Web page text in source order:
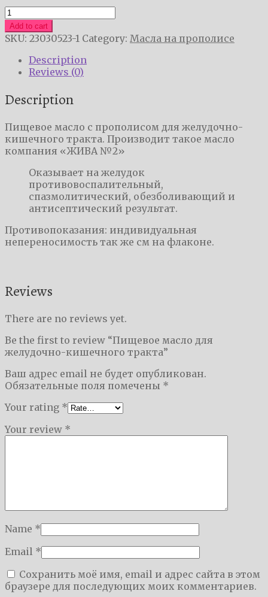
Пищевое
масло
для
кишечного
тракта
Add to cart
SKU: 23030523-1 Category: Масла на прополисе
Description
Reviews (0)
Description
Пищевое масло с прополисом для желудочно-
кишечного тракта. Производит такое масло
компания «ЖИВА №2»
Оказывает на желудок
противовоспалительный,
спазмолитический, обезболивающий и
антисептический результат.
Противопоказания: индивидуальная
непереносимость так же см на флаконе.
Reviews
There are no reviews yet.
Be the first to review “Пищевое масло для
желудочно-кишечного тракта”
Ваш адрес email не будет опубликован.
Обязательные поля помечены *
Your rating *
Your review *
Name *
Email *
Сохранить моё имя, email и адрес сайта в этом
браузере для последующих моих комментариев.